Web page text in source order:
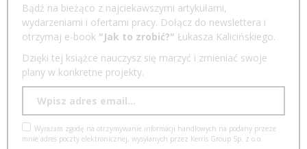
Bądź na bieżąco z najciekawszymi artykułami,
wydarzeniami i ofertami pracy. Dołącz do newslettera i
otrzymaj e-book "Jak to zrobić?" Łukasza Kalicińskiego.
Dzięki tej książce nauczysz się marzyć i zmieniać swoje
plany w konkretne projekty.
Wyrażam zgodę na otrzymywanie informacji handlowych na podany przeze
mnie adres poczty elektronicznej, wysyłanych przez Kerris Group Sp. z o.o.